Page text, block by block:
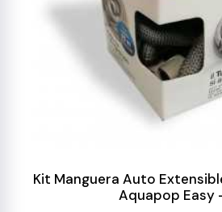
Kit Manguera Auto
Aquapop Easy